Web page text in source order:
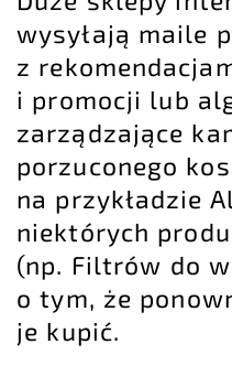
wysyłają maile
z
i promocji lub
zarządzające
porzuconego
na przykładzie
niektórych
(np. Filtrów do
o tym, że
je kupić.